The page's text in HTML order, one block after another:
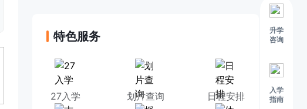
升学
咨询
入学
指南
特色服务
27入学 划片查询 日程安排